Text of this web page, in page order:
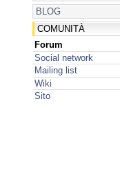
BLOG
COMUNITÀ
Forum
Social network
Mailing list
Wiki
Sito